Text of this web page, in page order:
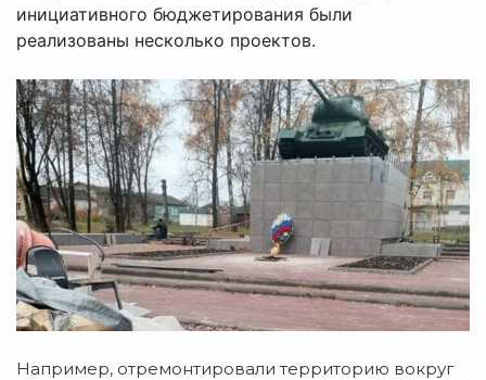
инициативного бюджетирования были
реализованы несколько проектов.
Например, отремонтировали территорию вокруг